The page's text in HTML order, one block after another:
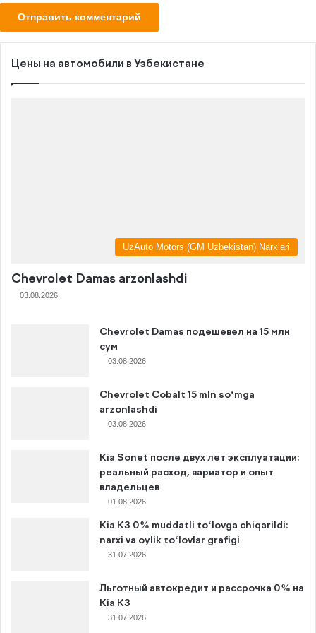
Цены на автомобили в Узбекистане
UzAuto Motors (GM Uzbekistan) Narxlari
Chevrolet Damas arzonlashdi
03.08.2026
Chevrolet Damas подешевел на 15 млн
сум
03.08.2026
Chevrolet Cobalt 15 mln so‘mga
arzonlashdi
03.08.2026
Kia Sonet после двух лет эксплуатации:
реальный расход, вариатор и опыт
владельцев
01.08.2026
Kia K3 0% muddatli to‘lovga chiqarildi:
narxi va oylik to‘lovlar grafigi
31.07.2026
Льготный автокредит и рассрочка 0% на
Kia K3
31.07.2026